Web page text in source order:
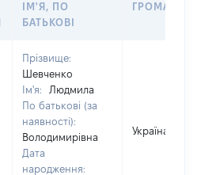
ІМ'Я, ПО
БАТЬКОВІ
Прізвище:
Шевченко
Ім'я:
Людмила
По батькові (за
наявності):
Володимирівна
Дата
народження:
Україна